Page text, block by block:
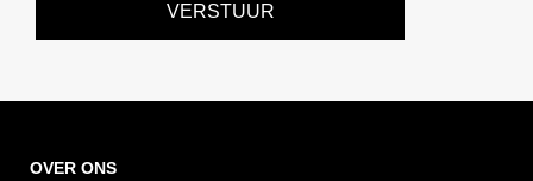
VERSTUUR
OVER ONS